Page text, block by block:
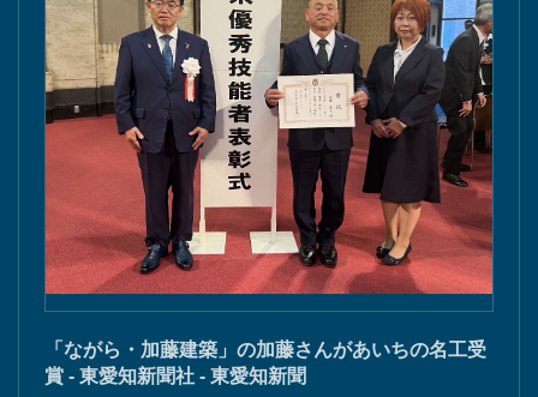
「ながら・加藤建築」の加藤さんがあいちの名工受
賞 - 東愛知新聞社 - 東愛知新聞